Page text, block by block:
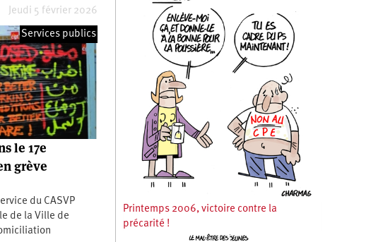
Jeudi 5 février 2026
Services publics
le 17e
grève
du CASVP
de la Ville de
Printemps 2006, victoire contre la
précarité !